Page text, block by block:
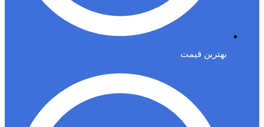
بهترین قیمت